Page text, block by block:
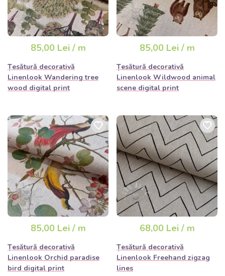
85,00 Lei / m
Țesătură decorativă
Linenlook Wandering tree
wood digital print
85,00 Lei / m
Țesătură decorativă
Linenlook Wildwood animal
scene digital print
85,00 Lei / m
Țesătură decorativă
Linenlook Orchid paradise
bird digital print
68,00 Lei / m
Țesătură decorativă
Linenlook Freehand zigzag
lines